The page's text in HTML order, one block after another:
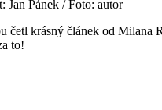
Jan Pánek / Foto: autor
četl krásný článek od Milana
to!